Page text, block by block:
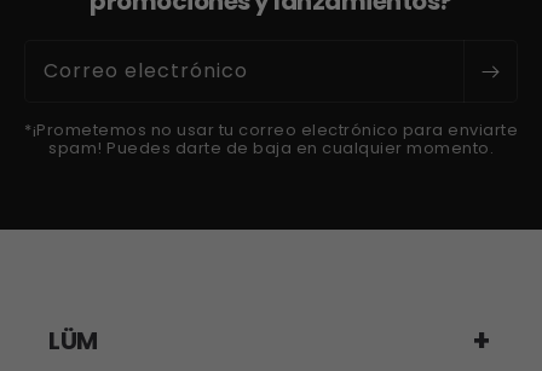
Correo electrónico
*¡Prometemos no usar tu correo electrónico para enviarte
spam! Puedes darte de baja en cualquier momento.
LÜM